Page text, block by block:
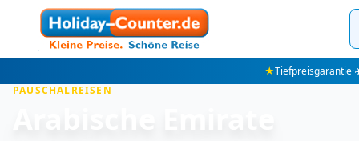
★Tiefpreisgarantie·
PAUSCHALREISEN